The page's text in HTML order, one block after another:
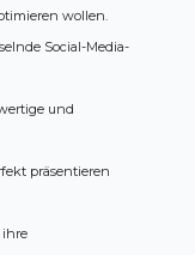
wollen.
Social-Media-
und
präsentieren
ihre